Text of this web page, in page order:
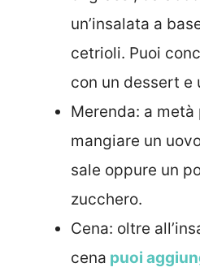
un’insalata a
cetrioli. Puoi
con un dessert e
Merenda: a
mangiare un
sale oppure un
zucchero.
Cena: oltre
cena puoi